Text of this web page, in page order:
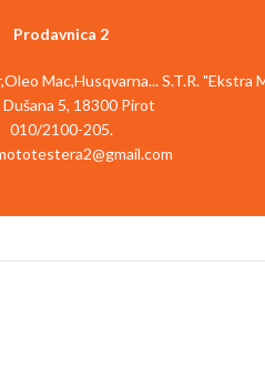
Prodavnica 2
Mac,Husqvarna... S.T.R. "Ekstra
Dušana 5, 18300 Pirot
010/2100-205.